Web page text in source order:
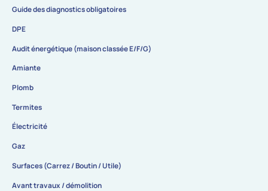
Guide des diagnostics obligatoires
DPE
Audit énergétique (maison classée E/F/G)
Amiante
Plomb
Termites
Électricité
Gaz
Surfaces (Carrez / Boutin / Utile)
Avant travaux / démolition